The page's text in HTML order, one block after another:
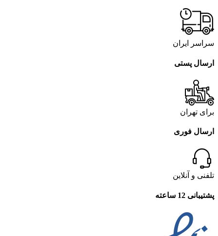
سراسر ایران
ارسال پستی
برای تهران
ارسال فوری
تلفنی و آنلاین
پشتیبانی 12 ساعته